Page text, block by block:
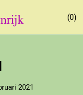
0
2021